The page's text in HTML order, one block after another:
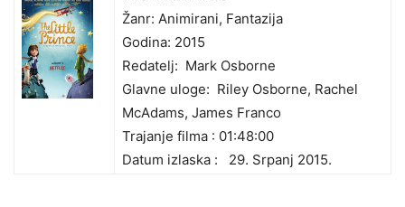
Žanr: Animirani, Fantazija
Godina: 2015
Redatelj: Mark Osborne
Glavne uloge: Riley Osborne, Rachel
McAdams, James Franco
Trajanje filma : 01:48:00
Datum izlaska :
29. Srpanj 2015.